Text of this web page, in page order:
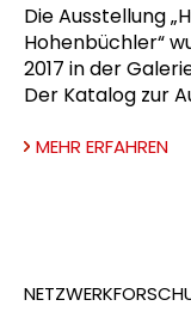
Die Ausstellung
Hohenbüchler“
2017 in der
Der Katalog zur
MEHR ERFAHREN